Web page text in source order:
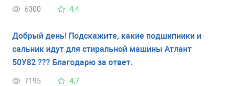
6300 4,4
Добрый день! Подскажите, какие подшипники и
сальник идут для стиральной машины Атлант
50У82 ??? Благодарю за ответ.
7195 4,7